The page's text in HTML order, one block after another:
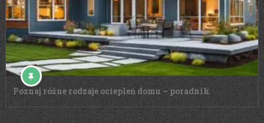
Poznaj różne rodzaje ociepleń domu – poradnik